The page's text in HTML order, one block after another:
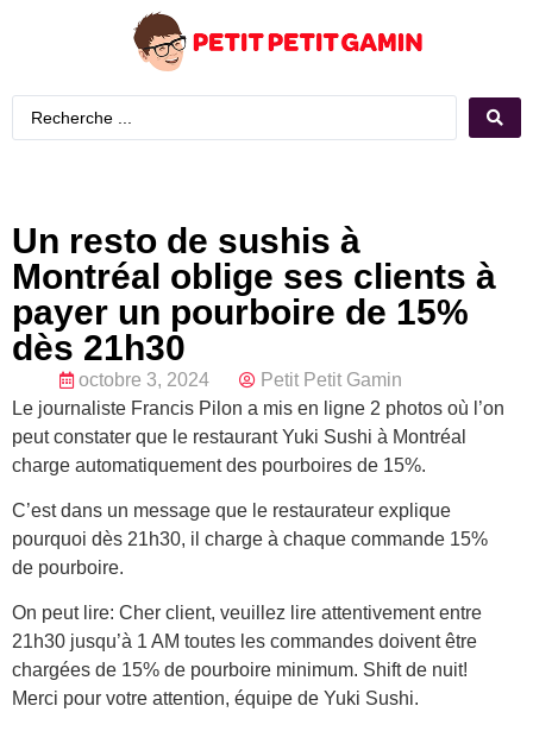
Un resto de sushis à
Montréal oblige ses clients à
payer un pourboire de 15%
dès 21h30
octobre 3, 2024
Petit Petit Gamin
Le journaliste Francis Pilon a mis en ligne 2 photos où l’on
peut constater que le restaurant Yuki Sushi à Montréal
charge automatiquement des pourboires de 15%.
C’est dans un message que le restaurateur explique
pourquoi dès 21h30, il charge à chaque commande 15%
de pourboire.
On peut lire: Cher client, veuillez lire attentivement entre
21h30 jusqu’à 1 AM toutes les commandes doivent être
chargées de 15% de pourboire minimum. Shift de nuit!
Merci pour votre attention, équipe de Yuki Sushi.